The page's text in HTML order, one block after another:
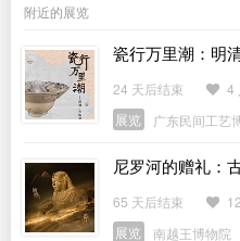
附近的展览
瓷行万里潮：明
24 天后结束 4
展览
广东民间工艺
尼罗河的赠礼：
65 天后结束
展览
南越王博物院